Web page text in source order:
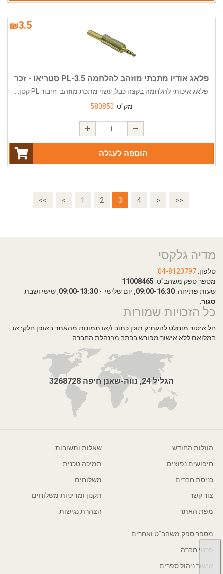
₪3.5
פלאג אודיו מתכתי מוזהב להלחמה PL-3.5 סטריאו - זכר
פלאג איכותי להלחמה בקצה כבל, עשוי מתכת מוזהב. חיבור PL קטן...
מק"ט: 580850
הוספה לעגלה
<< < 1 2 3 4 > >>
מדיה גלקסי
טלפון: 04-8120797
מספר ספק משהב"ט: 11008465
שעות פתיחה: 09:00-16:30, יום שלישי - 09:00-13:30, שישי ושבת
סגור
כל הזכויות שמורות
חל איסור מוחלט להעתיק תוכן כתוב ו/או תמונות מהאתר באופן חלקי או
במלואם ללא אישור מפורש בכתב מהנהלת החברה.
הגליל 24, נווה-שאנן חיפה 3268728
הוזלות החודש...
חיפושים נפוצים
כניסת חברים
צור קשר
מפת האתר
שאלות ותשובות
תמיכה טכנית
משלוחים
תקנון ומדיניות משלוחים
הצהרת נגישות
מספר ספק משהב"ט ואחרים
פרטי חברה
אישור ניהול ספרים